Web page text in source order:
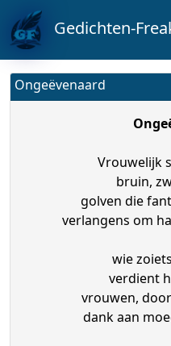
Gedichten-
Ongeëvenaard
Vrouwelijk
bruin,
golven die
verlangens om
wie
verdient
vrouwen,
dank aan